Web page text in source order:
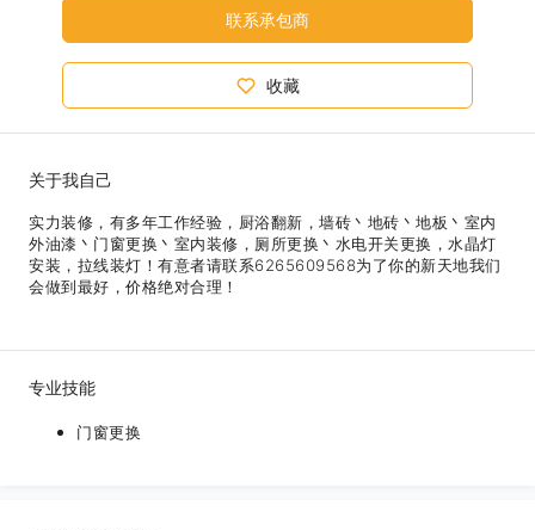
联系承包商
收藏
关于我自己
实力装修，有多年工作经验，厨浴翻新，墙砖丶地砖丶地板丶室内
外油漆丶门窗更换丶室内装修，厕所更换丶水电开关更换，水晶灯
安装，拉线装灯！有意者请联系6265609568为了你的新天地我们
会做到最好，价格绝对合理！
专业技能
门窗更换